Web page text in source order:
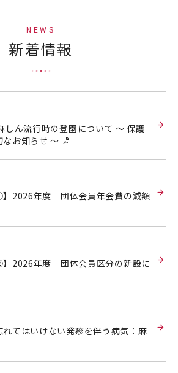
NEWS
新着情報
しん流行時の登園について ～ 保護
お知らせ ～
】2026年度 団体会員年会費の減額
】2026年度 団体会員区分の新設に
れてはいけない発疹を伴う病気：麻